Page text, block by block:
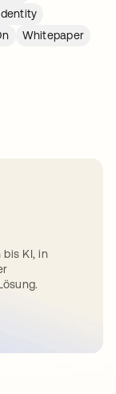
Whitepaper
KI, in